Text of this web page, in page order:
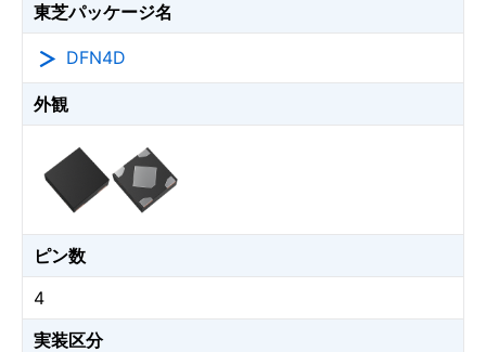
東芝パッケージ名
DFN4D
外観
ピン数
4
実装区分